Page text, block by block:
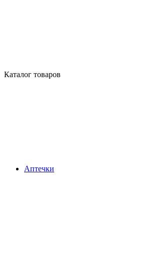
Каталог товаров
Аптечки